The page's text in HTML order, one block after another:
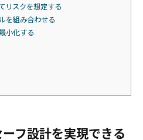
リスクを想定する
を組み合わせる
小化する
フ設計を実現できる